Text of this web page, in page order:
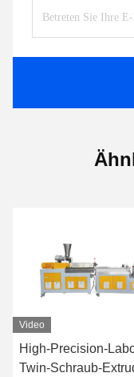
Video
High-Precision-
Twin-Schraub-